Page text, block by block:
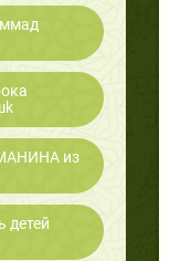
из
детей